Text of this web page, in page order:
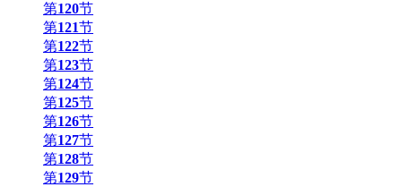
第120节
第121节
第122节
第123节
第124节
第125节
第126节
第127节
第128节
第129节